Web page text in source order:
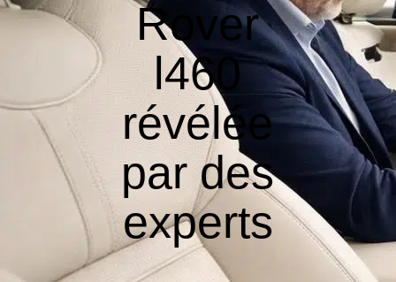
Rover
l460
révélée
par des
experts